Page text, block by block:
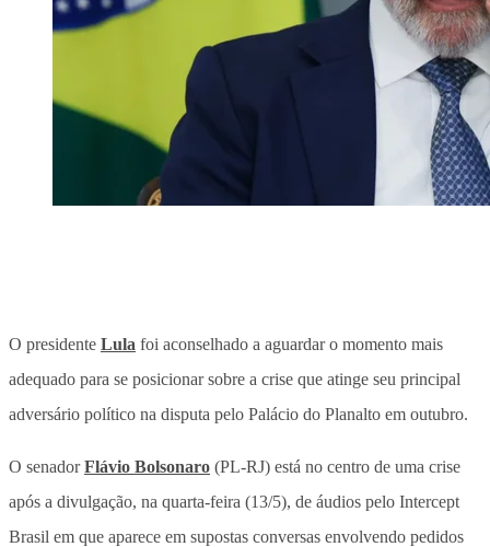
O presidente Lula foi aconselhado a aguardar o momento mais
adequado para se posicionar sobre a crise que atinge seu principal
adversário político na disputa pelo Palácio do Planalto em outubro.
O senadorFlávio Bolsonaro (PL-RJ) está no centro de uma crise
após a divulgação, na quarta-feira (13/5), de áudios pelo Intercept
Brasil em que aparece em supostas conversas envolvendo pedidos